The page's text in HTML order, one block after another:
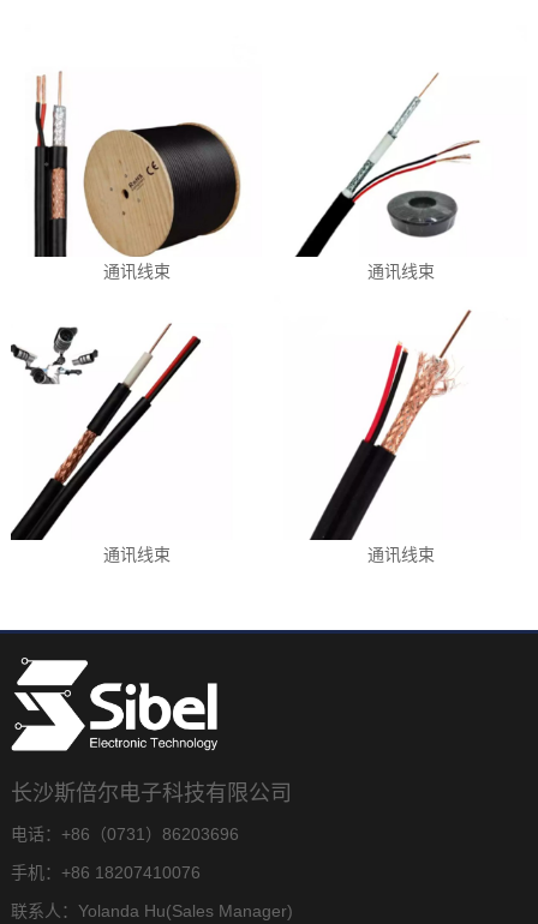
通讯线束 通讯线束
通讯线束 通讯线束
长沙斯倍尔电子科技有限公司
电话：+86（0731）86203696
手机：+86 18207410076
联系人：Yolanda Hu(Sales Manager)